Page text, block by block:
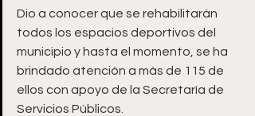
Dio a conocer que se rehabilitarán
todos los espacios deportivos del
municipio y hasta el momento, se ha
brindado atención a más de 115 de
ellos con apoyo de la Secretaría de
Servicios Públicos.